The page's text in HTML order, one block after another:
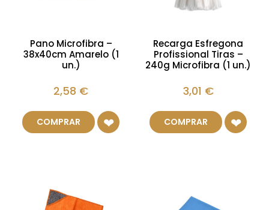
Pano Microfibra –
38x40cm Amarelo (1
un.)
2,58 €
COMPRAR
Recarga Esfregona
Profissional Tiras –
240g Microfibra (1 un.)
3,01 €
COMPRAR